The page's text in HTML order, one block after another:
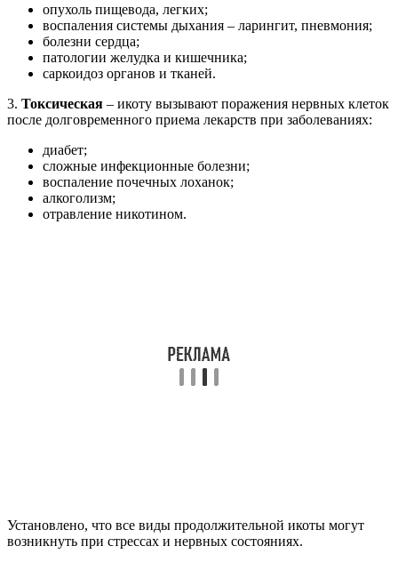
опухоль пищевода, легких;
воспаления системы дыхания – ларингит, пневмония;
болезни сердца;
патологии желудка и кишечника;
саркоидоз органов и тканей.
3. Токсическая – икоту вызывают поражения нервных клеток
после долговременного приема лекарств при заболеваниях:
диабет;
сложные инфекционные болезни;
воспаление почечных лоханок;
алкоголизм;
отравление никотином.
Установлено, что все виды продолжительной икоты могут
возникнуть при стрессах и нервных состояниях.